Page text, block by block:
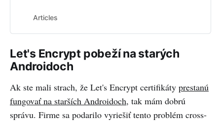
Català / český / Deutsch / Español
/ עִברִית2 / Hrvatski / Italiano /
Nederlands / 日本語 / 日本語 2 /
नेपाली / Polskie / русский /
Português / Română / Slovensky /
Articles
Let's Encrypt pobeží na starých
Androidoch
Ak ste mali strach, že Let's Encrypt certifikáty prestanú
fungovať na starších Androidoch, tak mám dobrú
správu. Firme sa podarilo vyriešiť tento problém cross-